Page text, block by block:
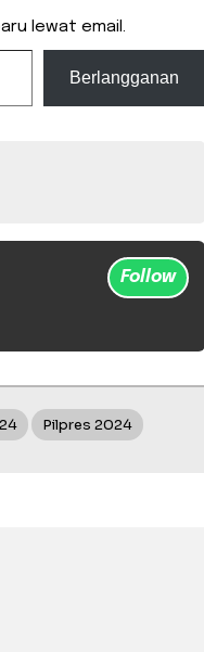
lewat email.
Berlangganan
Follow
Pilpres 2024